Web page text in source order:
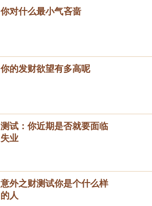
你对什么最小气吝啬
你的发财欲望有多高呢
测试：你近期是否就要面临
失业
意外之财测试你是个什么样
的人